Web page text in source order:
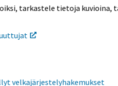
tarkastele tietoja kuvioina,
velkajärjestelyhakemukset